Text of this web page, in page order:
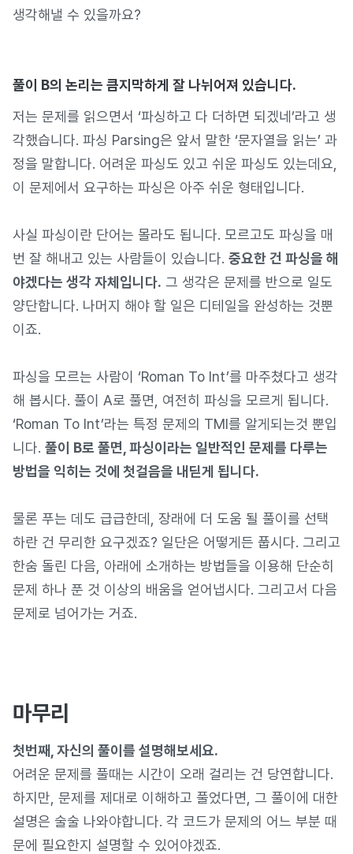
생각해낼 수 있을까요?
풀이 B의 논리는 큼지막하게 잘 나뉘어져 있습니다.
저는 문제를 읽으면서 ‘파싱하고 다 더하면 되겠네’라고 생
각했습니다. 파싱 Parsing은 앞서 말한 ‘문자열을 읽는’ 과
정을 말합니다. 어려운 파싱도 있고 쉬운 파싱도 있는데요,
이 문제에서 요구하는 파싱은 아주 쉬운 형태입니다.
사실 파싱이란 단어는 몰라도 됩니다. 모르고도 파싱을 매
번 잘 해내고 있는 사람들이 있습니다. 중요한 건 파싱을 해
야겠다는 생각 자체입니다. 그 생각은 문제를 반으로 일도
양단합니다. 나머지 해야 할 일은 디테일을 완성하는 것뿐
이죠.
파싱을 모르는 사람이 ‘Roman To Int’를 마주쳤다고 생각
해 봅시다. 풀이 A로 풀면, 여전히 파싱을 모르게 됩니다.
‘Roman To Int’라는 특정 문제의 TMI를 알게되는것 뿐입
니다. 풀이 B로 풀면, 파싱이라는 일반적인 문제를 다루는
방법을 익히는 것에 첫걸음을 내딛게 됩니다.
물론 푸는 데도 급급한데, 장래에 더 도움 될 풀이를 선택
하란 건 무리한 요구겠죠? 일단은 어떻게든 풉시다. 그리고
한숨 돌린 다음, 아래에 소개하는 방법들을 이용해 단순히
문제 하나 푼 것 이상의 배움을 얻어냅시다. 그리고서 다음
문제로 넘어가는 거죠.
마무리
첫번째, 자신의 풀이를 설명해보세요.
어려운 문제를 풀때는 시간이 오래 걸리는 건 당연합니다.
하지만, 문제를 제대로 이해하고 풀었다면, 그 풀이에 대한
설명은 술술 나와야합니다. 각 코드가 문제의 어느 부분 때
문에 필요한지 설명할 수 있어야겠죠.